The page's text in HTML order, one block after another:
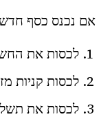
אם נכנס כסף
לכסות את
לכסות קניות
לכסות את